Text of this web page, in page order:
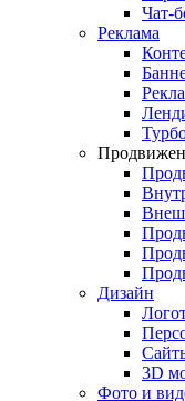
Чат-
Реклама
Дизайн
3D
Фото и